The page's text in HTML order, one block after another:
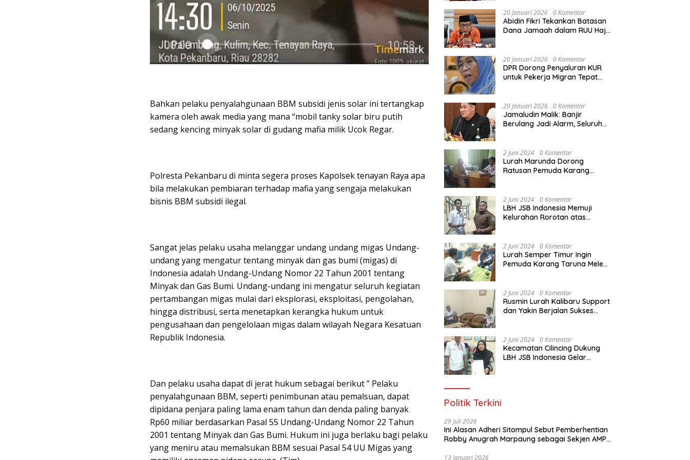
Bahkan pelaku penyalahgunaan BBM subsidi jenis solar ini tertangkap
kamera oleh awak media yang mana “mobil tanky solar biru putih
sedang kencing minyak solar di gudang mafia milik Ucok Regar.
Polresta Pekanbaru di minta segera proses Kapolsek tenayan Raya apa
bila melakukan pembiaran terhadap mafia yang sengaja melakukan
bisnis BBM subsidi ilegal.
Sangat jelas pelaku usaha melanggar undang undang migas Undang-
undang yang mengatur tentang minyak dan gas bumi (migas) di
Indonesia adalah Undang-Undang Nomor 22 Tahun 2001 tentang
Minyak dan Gas Bumi. Undang-undang ini mengatur seluruh kegiatan
pertambangan migas mulai dari eksplorasi, eksploitasi, pengolahan,
hingga distribusi, serta menetapkan kerangka hukum untuk
pengusahaan dan pengelolaan migas dalam wilayah Negara Kesatuan
Republik Indonesia.
Dan pelaku usaha dapat di jerat hukum sebagai berikut ” Pelaku
penyalahgunaan BBM, seperti penimbunan atau pemalsuan, dapat
dipidana penjara paling lama enam tahun dan denda paling banyak
Rp60 miliar berdasarkan Pasal 55 Undang-Undang Nomor 22 Tahun
2001 tentang Minyak dan Gas Bumi. Hukum ini juga berlaku bagi pelaku
yang meniru atau memalsukan BBM sesuai Pasal 54 UU Migas yang
Akibat Bencana
20 Januari 2026 0 Komentar
Abidin Fikri Tekankan Batasan
Dana Jamaah dalam RUU Haji
20 Januari 2026 0 Komentar
DPR Dorong Penyaluran KUR
untuk Pekerja Migran Tepat
PMI
20 Januari 2026 0 Komentar
Jamaludin Malik: Banjir
Berulang Jadi Alarm, Seluruh
2 Juni 2024 0 Komentar
Lurah Marunda Dorong
Ratusan Pemuda Karang
Paralegal Gratis Yang
Diadakan LBH JSB Indonesia
2 Juni 2024 0 Komentar
LBH JSB Indonesia Memuji
Kelurahan Rorotan atas
150 orang Pemuda Karang
Taruna di Jakarta Utara
2 Juni 2024 0 Komentar
Lurah Semper Timur Ingin
Pemuda Karang Taruna Melek
Diadakan LBH JSB Indonesia
2 Juni 2024 0 Komentar
Rusmin Lurah Kalibaru Support
dan Yakin Berjalan Sukses
Taruna di Jakarta Utara
2 Juni 2024 0 Komentar
Kecamatan Cilincing Dukung
LBH JSB Indonesia Gelar
Politik Terkini
29 Juli 2026
Ini Alasan Adheri Sitompul Sebut Pemberhentian
Robby Anugrah Marpaung sebagai Sekjen AMPI
13 Januari 2026